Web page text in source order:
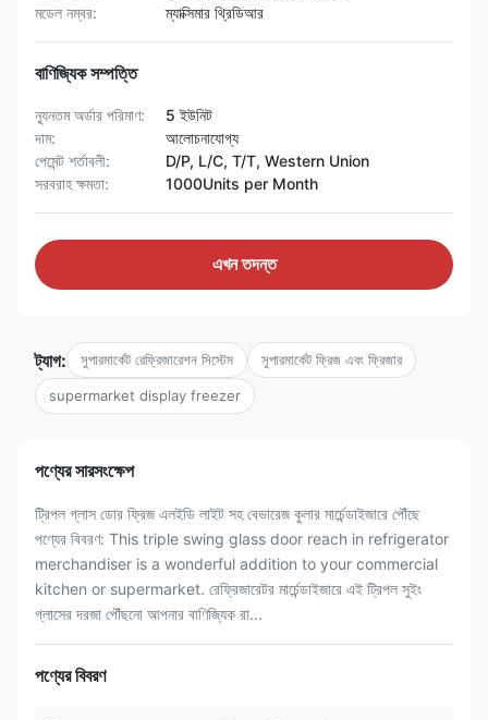
মডেল নম্বর:
ম্যাক্সিমার থ্রিডিআর
বাণিজ্যিক সম্পত্তি
ন্যূনতম অর্ডার পরিমাণ:
5 ইউনিট
দাম:
আলোচনাযোগ্য
পেমেন্ট শর্তাবলী:
D/P, L/C, T/T, Western Union
সরবরাহ ক্ষমতা:
1000Units per Month
এখন তদন্ত
ট্যাগ: সুপারমার্কেট রেফ্রিজারেশন সিস্টেম সুপারমার্কেট ফ্রিজ এবং ফ্রিজার
supermarket display freezer
পণ্যের সারসংক্ষেপ
ট্রিপল গ্লাস ডোর ফ্রিজ এলইডি লাইট সহ বেভারেজ কুলার মার্চেন্ডাইজারে পৌঁছে
পণ্যের বিবরণ: This triple swing glass door reach in refrigerator
merchandiser is a wonderful addition to your commercial
kitchen or supermarket. রেফ্রিজারেটর মার্চেন্ডাইজারে এই ট্রিপল সুইং
গ্লাসের দরজা পৌঁছনো আপনার বাণিজ্যিক রা...
পণ্যের বিবরণ